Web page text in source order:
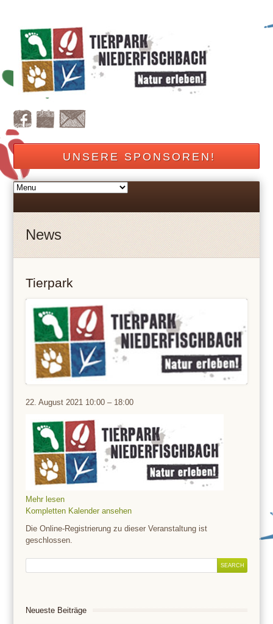
UNSERE SPONSOREN!
News
Tierpark
Tierpark
22. August 2021 10:00 – 18:00
Mehr lesen
Kompletten Kalender ansehen
Die Online-Registrierung zu dieser Veranstaltung ist
geschlossen.
Neueste Beiträge